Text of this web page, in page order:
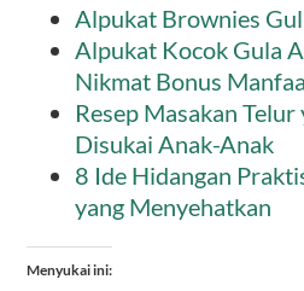
Alpukat Brownies
Alpukat Kocok Gula
Nikmat Bonus
Resep Masakan Telur
Disukai Anak-Anak
8 Ide Hidangan
yang Menyehatkan
Menyukai ini: